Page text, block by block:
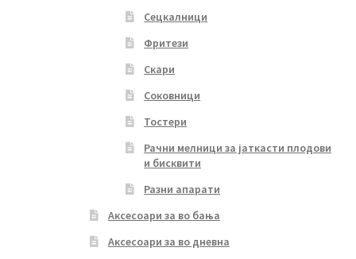
Сецкалници
Фритези
Скари
Соковници
Тостери
Рачни мелници за јаткасти плодови
и бисквити
Разни апарати
Аксесоари за во бања
Аксесоари за во дневна